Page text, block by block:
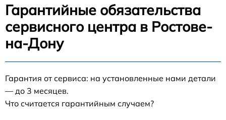
Гарантийные обязательства
сервисного центра в Ростове-
на-Дону
Гарантия от сервиса: на установленные нами детали
— до 3 месяцев.
Что считается гарантийным случаем?